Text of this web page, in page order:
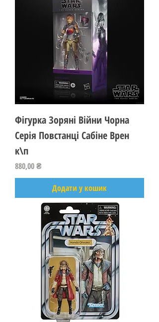
Фігурка Зоряні Війни Чорна
Серія Повстанці Сабіне Врен
к\п
Ціна
880,00 ₴
Додати у кошик